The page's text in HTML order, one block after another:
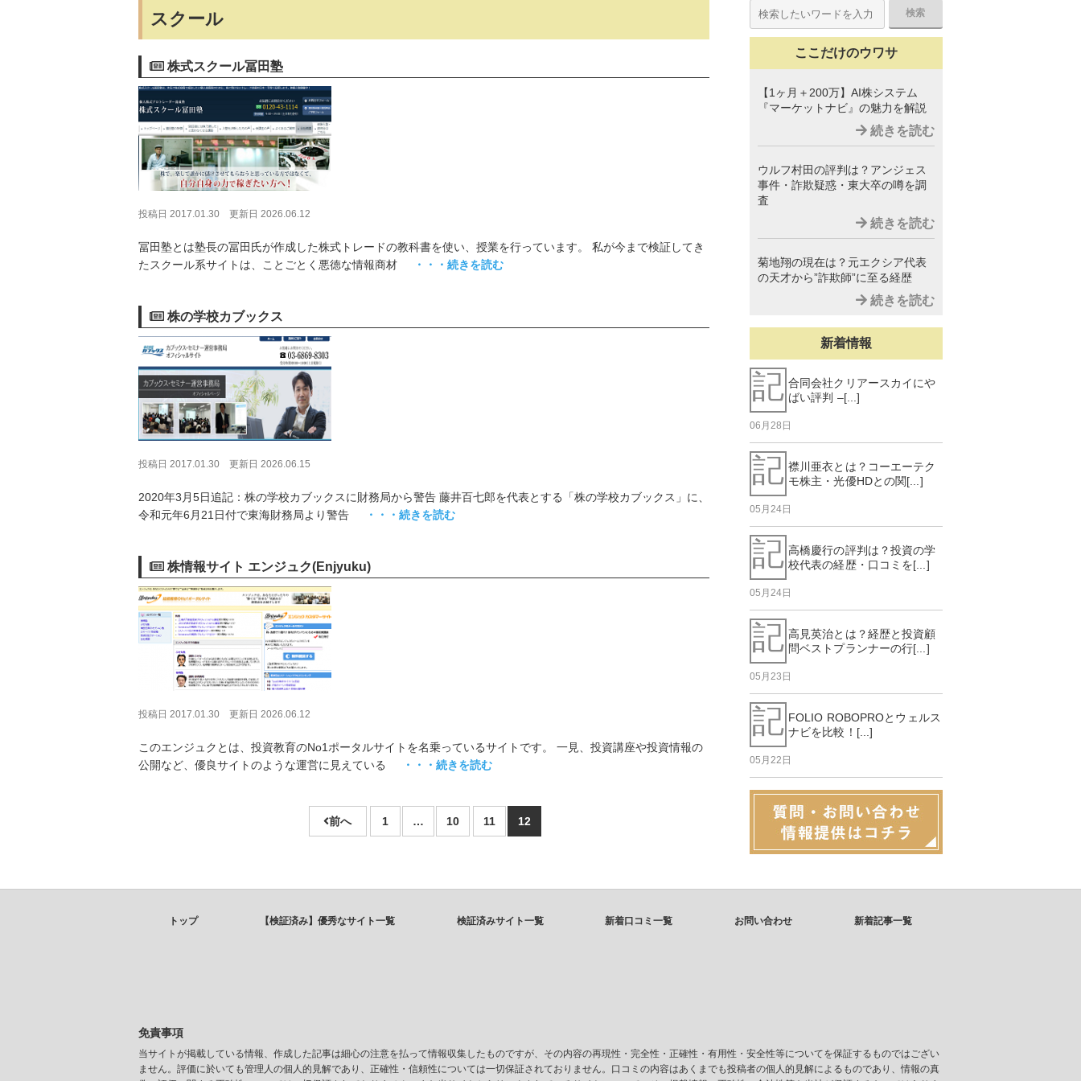
スクール
株式スクール冨田塾
投稿日 2017.01.30 更新日 2026.06.12
冨田塾とは塾長の冨田氏が作成した株式トレードの教科書を使い、授業を行っています。 私が今まで検証してき
たスクール系サイトは、ことごとく悪徳な情報商材
・・・続きを読む
株の学校カブックス
投稿日 2017.01.30 更新日 2026.06.15
2020年3月5日追記：株の学校カブックスに財務局から警告 藤井百七郎を代表とする「株の学校カブックス」に、
令和元年6月21日付で東海財務局より警告
・・・続きを読む
株情報サイト エンジュク(Enjyuku)
投稿日 2017.01.30 更新日 2026.06.12
このエンジュクとは、投資教育のNo1ポータルサイトを名乗っているサイトです。 一見、投資講座や投資情報の
公開など、優良サイトのような運営に見えている
・・・続きを読む
前へ 1 … 10 11 12
ここだけのウワサ
【1ヶ月＋200万】AI株システム
『マーケットナビ』の魅力を解説
続きを読む
ウルフ村田の評判は？アンジェス
事件・詐欺疑惑・東大卒の噂を調
査
続きを読む
菊地翔の現在は？元エクシア代表
の天才から”詐欺師”に至る経歴
続きを読む
新着情報
記 合同会社クリアースカイにや
ばい評判 –[...]
06月28日
記 襟川亜衣とは？コーエーテク
モ株主・光優HDとの関[...]
05月24日
記 高橋慶行の評判は？投資の学
校代表の経歴・口コミを[...]
05月24日
記 高見英治とは？経歴と投資顧
問ベストプランナーの行[...]
05月23日
記 FOLIO ROBOPROとウェルス
ナビを比較！[...]
05月22日
トップ 【検証済み】優秀なサイト一覧 検証済みサイト一覧 新着口コミ一覧 お問い合わせ 新着記事一覧
免責事項
当サイトが掲載している情報、作成した記事は細心の注意を払って情報収集したものですが、その内容の再現性・完全性・正確性・有用性・安全性等についてを保証するものではござい
ません。評価に於いても管理人の個人的見解であり、正確性・信頼性については一切保証されておりません。口コミの内容はあくまでも投稿者の個人的見解によるものであり、情報の真